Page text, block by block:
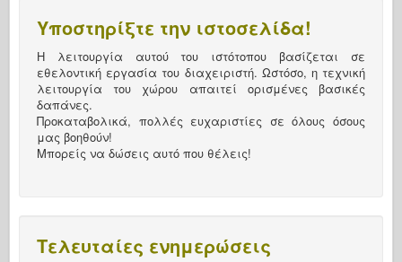
Υποστηρίξτε την ιστοσελίδα!
Η λειτουργία αυτού του ιστότοπου βασίζεται σε
εθελοντική εργασία του διαχειριστή. Ωστόσο, η τεχνική
λειτουργία του χώρου απαιτεί ορισμένες βασικές
δαπάνες.
Προκαταβολικά, πολλές ευχαριστίες σε όλους όσους
μας βοηθούν!
Μπορείς να δώσεις αυτό που θέλεις!
Τελευταίες ενημερώσεις